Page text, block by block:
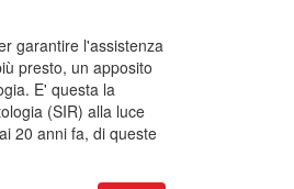
garantire l'assistenza
presto, un apposito
E' questa la
(SIR) alla luce
20 anni fa, di queste